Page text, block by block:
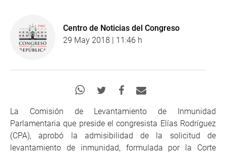
Centro de Noticias del Congreso
29 May 2018 | 11:46 h
La Comisión de Levantamiento de Inmunidad
Parlamentaria que preside el congresista Elías Rodríguez
(CPA), aprobó la admisibilidad de la solicitud de
levantamiento de inmunidad, formulada por la Corte